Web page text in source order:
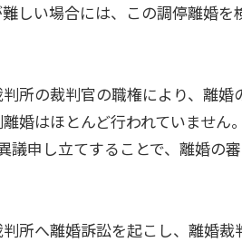
しい場合には、この調停離婚を
所の裁判官の職権により、離婚
婚はほとんど行われていません。
議申し立てすることで、離婚の
所へ離婚訴訟を起こし、離婚裁